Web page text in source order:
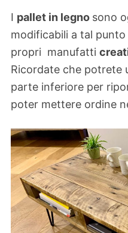
I pallet in legno sono
modificabili a tal
propri manufatti
Ricordate che potrete
parte inferiore per
poter mettere ordine